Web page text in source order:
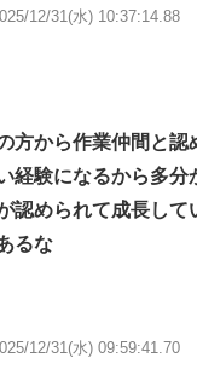
12/31(水) 10:37:14.88
方から作業仲間と認
経験になるから多分
認められて成長して
るな
12/31(水) 09:59:41.70